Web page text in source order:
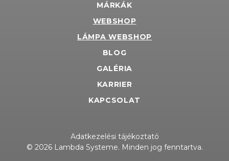
MÁRKÁK
WEBSHOP
LÁMPA WEBSHOP
BLOG
GALÉRIA
KARRIER
KAPCSOLAT
Adatkezelési tájékoztató
© 2026 Lambda Systeme. Minden jog fenntartva.